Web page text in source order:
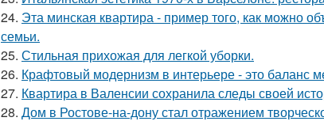
24. Эта минская квартира - пример того, как можно
семьи.
25. Стильная прихожая для легкой уборки.
26. Крафтовый модернизм в интерьере - это баланс
27. Квартира в Валенсии сохранила следы своей
28. Дом в Ростове-на-дону стал отражением